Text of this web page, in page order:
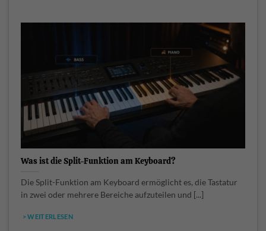
Was ist die Split-Funktion am Keyboard?
Die Split-Funktion am Keyboard ermöglicht es, die Tastatur
in zwei oder mehrere Bereiche aufzuteilen und [...]
> WEITERLESEN